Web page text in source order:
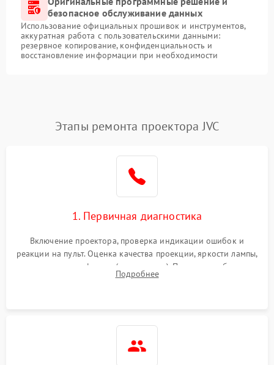
безопасное обслуживание данных
Использование официальных прошивок и инструментов,
аккуратная работа с пользовательскими данными:
резервное копирование, конфиденциальность и
восстановление информации при необходимости
Этапы ремонта проектора JVC
1. Первичная диагностика
Включение проектора, проверка индикации ошибок и
реакции на пульт. Оценка качества проекции, яркости лампы,
наличия артефактов (точки, пятна). Проверка работы
системы охлаждения по уровню шума вентиляторов.
Подробнее